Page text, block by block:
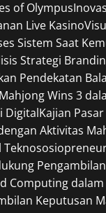
of Olympus
Live Kasino
Sistem Saat
Strategi
Pendekatan
Wins 3
DigitalKajian
Aktivitas
Computing
Keputusan